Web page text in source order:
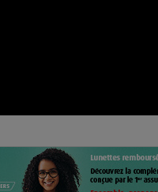
jusqu’à 5 ans